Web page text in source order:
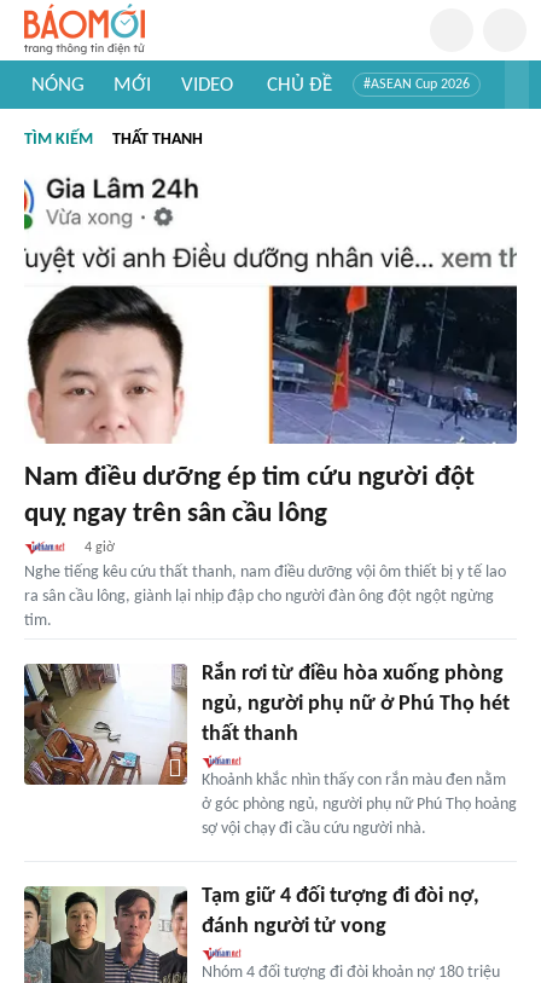
NÓNG MỚI VIDEO CHỦ ĐỀ #ASEAN Cup 2026
#Khám phá thế giới
TÌM KIẾM THẤT THANH
Nam điều dưỡng ép tim cứu người đột
quỵ ngay trên sân cầu lông
4 giờ
Nghe tiếng kêu cứu thất thanh, nam điều dưỡng vội ôm thiết bị y tế lao
ra sân cầu lông, giành lại nhịp đập cho người đàn ông đột ngột ngừng
tim.
Rắn rơi từ điều hòa xuống phòng
ngủ, người phụ nữ ở Phú Thọ hét
thất thanh
Khoảnh khắc nhìn thấy con rắn màu đen nằm
ở góc phòng ngủ, người phụ nữ Phú Thọ hoảng
sợ vội chạy đi cầu cứu người nhà.
Tạm giữ 4 đối tượng đi đòi nợ,
đánh người tử vong
Nhóm 4 đối tượng đi đòi khoản nợ 180 triệu